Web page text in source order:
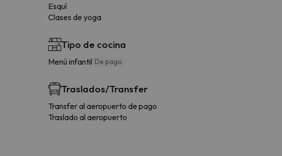
Esquí
Clases de yoga
Tipo de cocina
Menú infantil De pago
Traslados/Transfer
Transfer al aeropuerto de pago
Traslado al aeropuerto